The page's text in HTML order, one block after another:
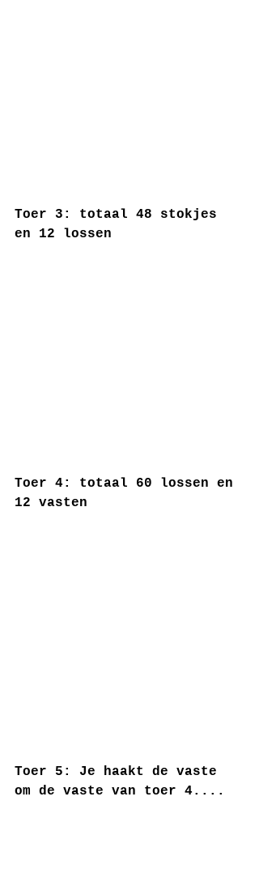
Toer 3: totaal 48 stokjes
en 12 lossen
Toer 4: totaal 60 lossen en
12 vasten
Toer 5: Je haakt de vaste
om de vaste van toer 4....